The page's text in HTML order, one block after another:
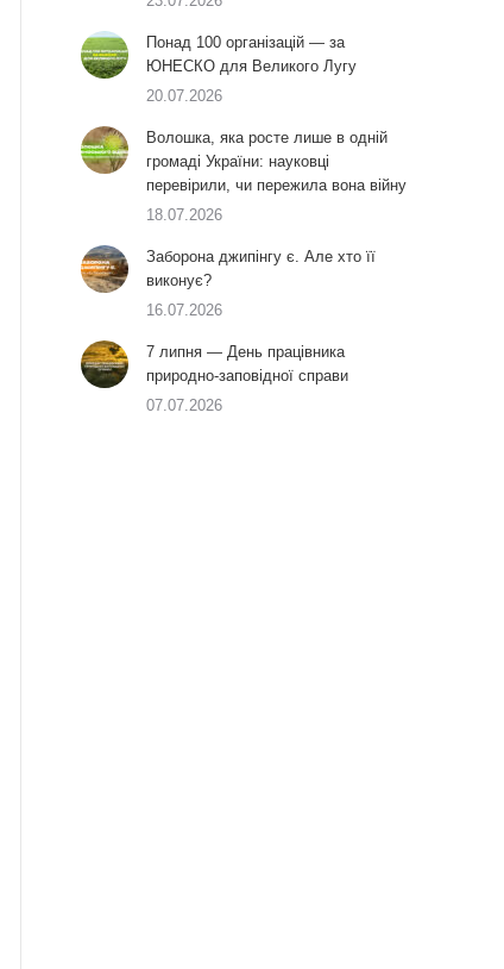
Понад 100 організацій — за
ЮНЕСКО для Великого Лугу
20.07.2026
Волошка, яка росте лише в одній
громаді України: науковці
перевірили, чи пережила вона війну
18.07.2026
Заборона джипінгу є. Але хто її
виконує?
16.07.2026
7 липня — День працівника
природно-заповідної справи
07.07.2026